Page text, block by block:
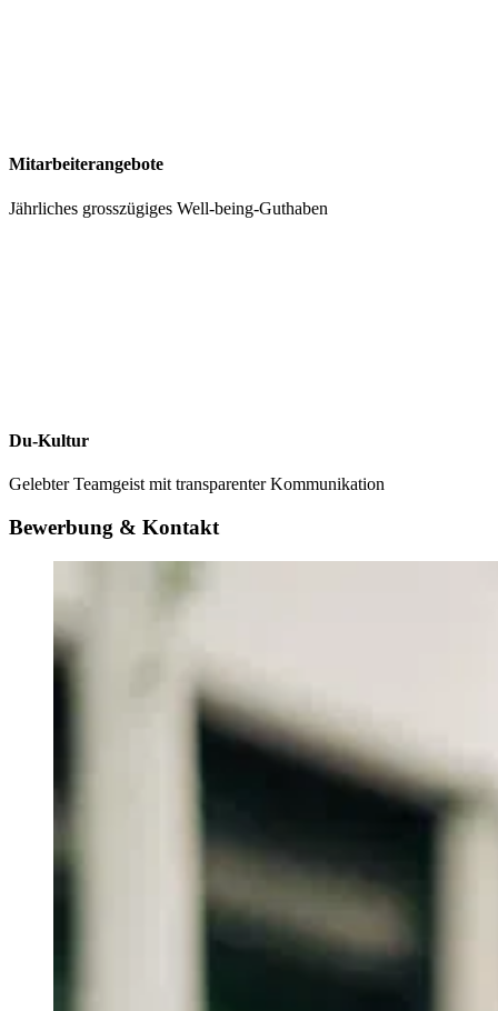
Mitarbeiterangebote
Jährliches grosszügiges Well-being-Guthaben
Du-Kultur
Gelebter Teamgeist mit transparenter Kommunikation
Bewerbung & Kontakt